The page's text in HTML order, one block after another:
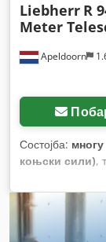
Apeldoorn
Liebherr R
Meter
Состојба:
коњски сили),
часови:7.499 h,